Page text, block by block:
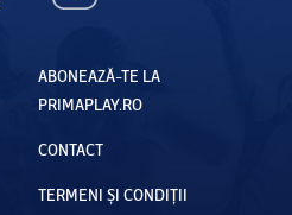
ABONEAZĂ-TE LA
PRIMAPLAY.RO
CONTACT
TERMENI ȘI CONDIȚII